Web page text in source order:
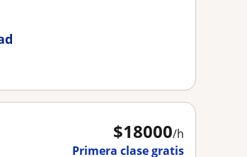
$18000/h
Primera clase gratis